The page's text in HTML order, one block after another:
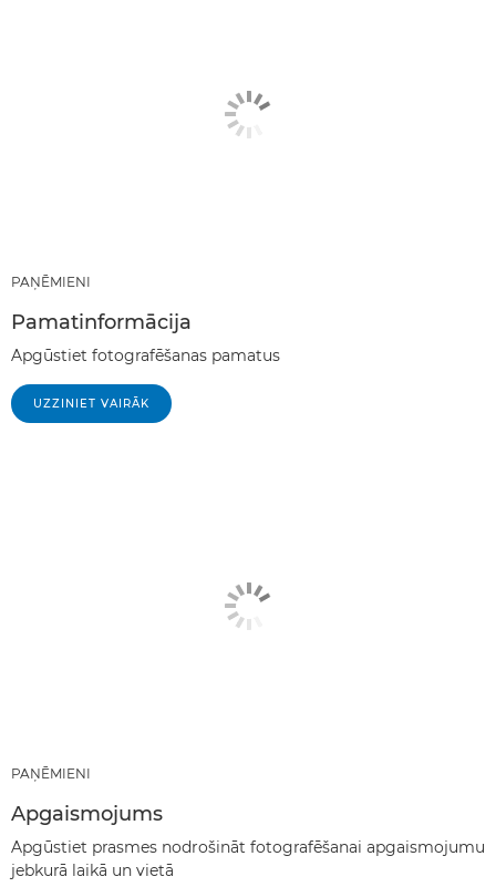
PAŅĒMIENI
Pamatinformācija
Apgūstiet fotografēšanas pamatus
UZZINIET VAIRĀK
PAŅĒMIENI
Apgaismojums
Apgūstiet prasmes nodrošināt fotografēšanai apgaismojumu
jebkurā laikā un vietā